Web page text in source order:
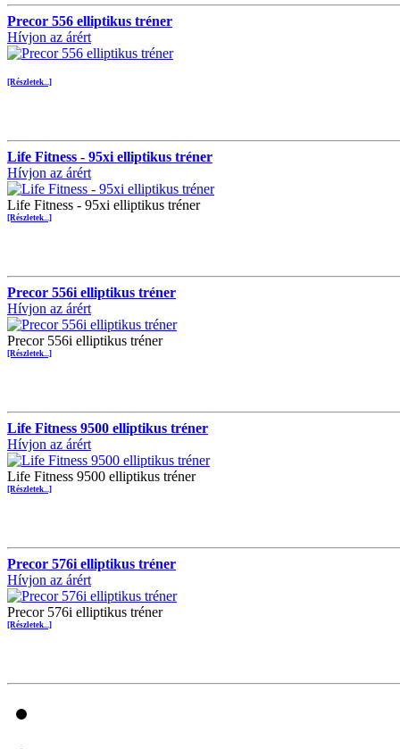
Precor 556 elliptikus tréner
Hívjon az árért
[Részletek...]
Life Fitness - 95xi elliptikus tréner
Hívjon az árért
Life Fitness - 95xi elliptikus tréner
[Részletek...]
Precor 556i elliptikus tréner
Hívjon az árért
Precor 556i elliptikus tréner
[Részletek...]
Life Fitness 9500 elliptikus tréner
Hívjon az árért
Life Fitness 9500 elliptikus tréner
[Részletek...]
Precor 576i elliptikus tréner
Hívjon az árért
Precor 576i elliptikus tréner
[Részletek...]